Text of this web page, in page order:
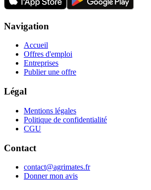
Navigation
Accueil
Offres d'emploi
Entreprises
Publier une offre
Légal
Mentions légales
Politique de confidentialité
CGU
Contact
contact@agrimates.fr
Donner mon avis